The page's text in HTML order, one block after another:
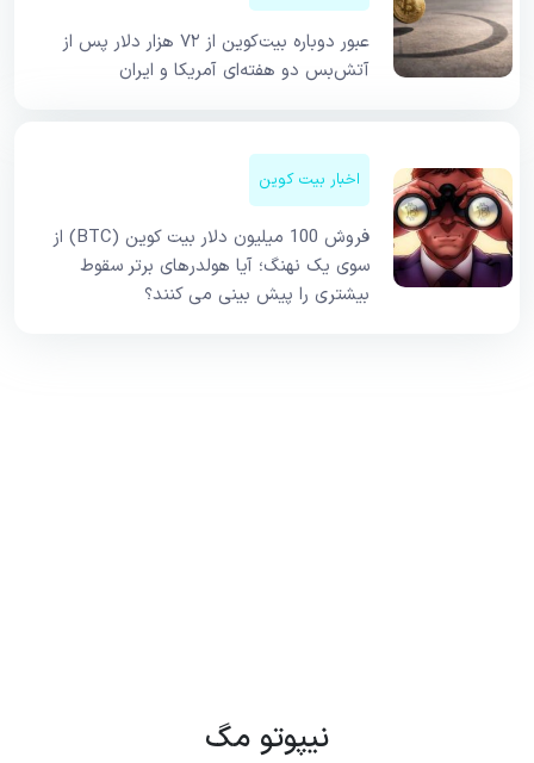
عبور دوباره بیت‌کوین از ۷۲ هزار دلار پس از
آتش‌بس دو هفته‌ای آمریکا و ایران
اخبار بیت کوین
فروش 100 میلیون دلار بیت کوین (BTC) از
سوی یک نهنگ؛ آیا هولدرهای برتر سقوط
بیشتری را پیش بینی می کنند؟
نیپوتو مگ